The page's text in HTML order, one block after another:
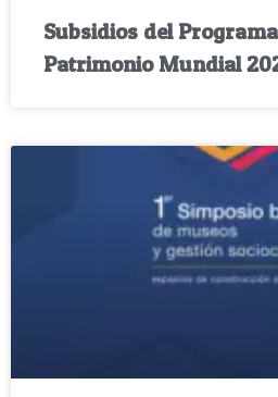
Subsidios del
Patrimonio Mundial